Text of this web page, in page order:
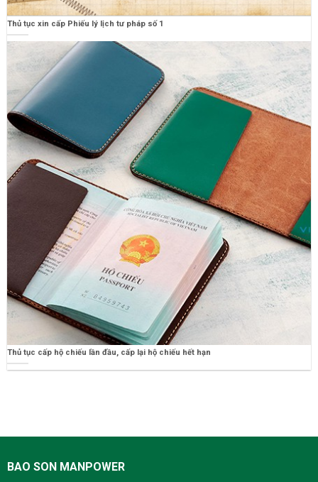
Thủ tục xin cấp Phiếu lý lịch tư pháp số 1
Thủ tục cấp hộ chiếu lần đầu, cấp lại hộ chiếu hết hạn
BAO SON MANPOWER